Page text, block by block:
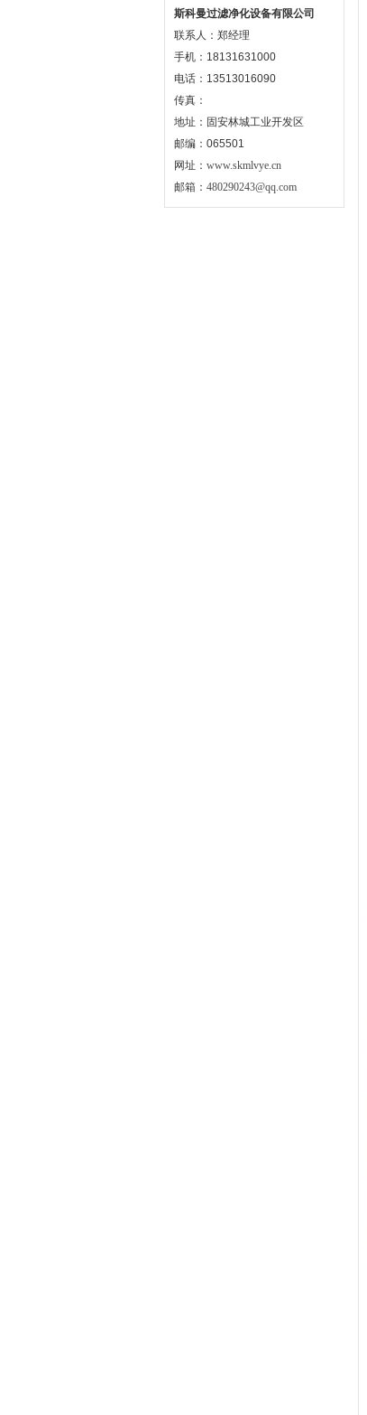
斯科曼过滤净化设备有限公司
联系人：郑经理
手机：18131631000
电话：13513016090
传真：
地址：固安林城工业开发区
邮编：065501
网址： www.skmlvye.cn
邮箱： 480290243@qq.com